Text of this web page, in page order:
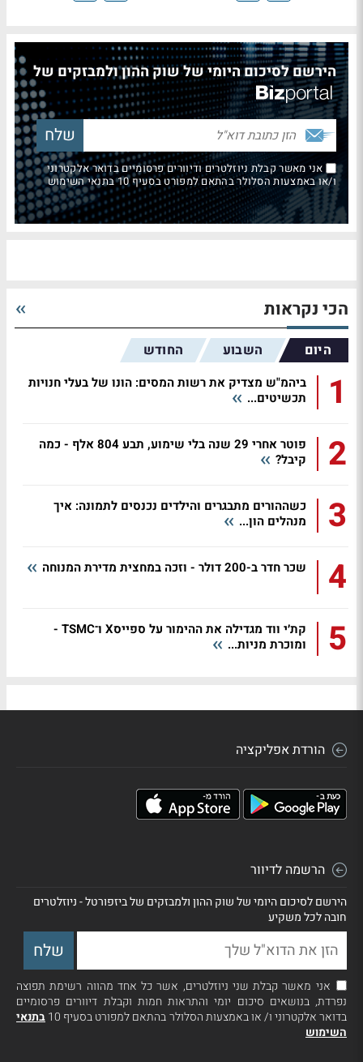
הירשם לסיכום היומי של שוק ההון ולמבזקים של
אני מאשר קבלת ניוזלטרים ודיוורים פרסומיים בדואר אלקטרוני
ו/או באמצעות הסלולר בהתאם למפורט בסעיף 10 בתנאי השימוש
הכי נקראות
היום השבוע החודש
1
ביהמ"ש מצדיק את רשות המסים: הונו של בעלי חנויות
תכשיטים...
2
פוטר אחרי 29 שנה בלי שימוע, תבע 804 אלף - כמה
קיבל?
3
כשההורים מתבגרים והילדים נכנסים לתמונה: איך
מנהלים הון...
4 שכר חדר ב-200 דולר - וזכה במחצית מדירת המנוחה
5
קת׳י ווד מגדילה את ההימור על ספייסX ו־TSMC -
ומוכרת מניות...
הורדת אפליקציה
הרשמה לדיוור
הירשם לסיכום היומי של שוק ההון ולמבזקים של ביזפורטל - ניוזלטרים
חובה לכל משקיע
אני מאשר קבלת שני ניוזלטרים, אשר כל אחד מהווה רשימת תפוצה
נפרדת, בנושאים סיכום יומי והתראות חמות וקבלת דיוורים פרסומיים
בדואר אלקטרוני ו/ או באמצעות הסלולר בהתאם למפורט בסעיף 10
בתנאי
השימוש